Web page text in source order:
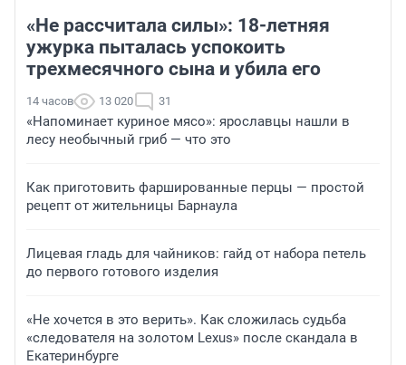
«Не рассчитала силы»: 18-летняя
ужурка пыталась успокоить
трехмесячного сына и убила его
14 часов 13 020 31
«Напоминает куриное мясо»: ярославцы нашли в
лесу необычный гриб — что это
Как приготовить фаршированные перцы — простой
рецепт от жительницы Барнаула
Лицевая гладь для чайников: гайд от набора петель
до первого готового изделия
«Не хочется в это верить». Как сложилась судьба
«следователя на золотом Lexus» после скандала в
Екатеринбурге